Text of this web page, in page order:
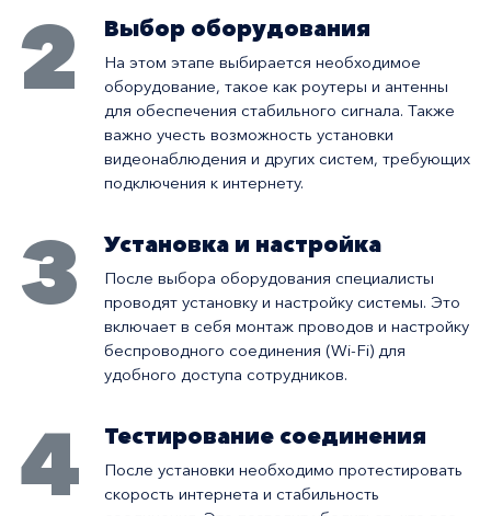
2 Выбор оборудования
На этом этапе выбирается необходимое
оборудование, такое как роутеры и антенны
для обеспечения стабильного сигнала. Также
важно учесть возможность установки
видеонаблюдения и других систем, требующих
подключения к интернету.
3 Установка и настройка
После выбора оборудования специалисты
проводят установку и настройку системы. Это
включает в себя монтаж проводов и настройку
беспроводного соединения (Wi-Fi) для
удобного доступа сотрудников.
4 Тестирование соединения
После установки необходимо протестировать
скорость интернета и стабильность